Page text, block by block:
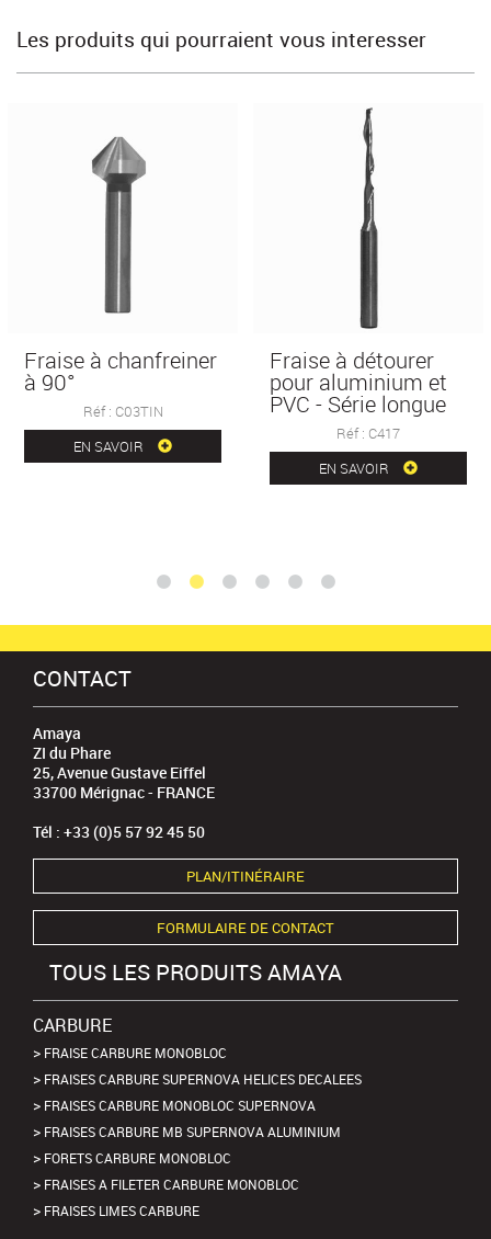
Les produits qui pourraient vous interesser
Fraise à chanfreiner
à 90°
Réf : C03TIN
EN SAVOIR
Fraise à détourer
pour aluminium et
PVC - Série longue
Réf : C417
EN SAVOIR
CONTACT
Amaya
ZI du Phare
25, Avenue Gustave Eiffel
33700 Mérignac - FRANCE
Tél : +33 (0)5 57 92 45 50
PLAN/ITINÉRAIRE
FORMULAIRE DE CONTACT
TOUS LES PRODUITS AMAYA
CARBURE
FRAISE CARBURE MONOBLOC
FRAISES CARBURE SUPERNOVA HELICES DECALEES
FRAISES CARBURE MONOBLOC SUPERNOVA
FRAISES CARBURE MB SUPERNOVA ALUMINIUM
FORETS CARBURE MONOBLOC
FRAISES A FILETER CARBURE MONOBLOC
FRAISES LIMES CARBURE